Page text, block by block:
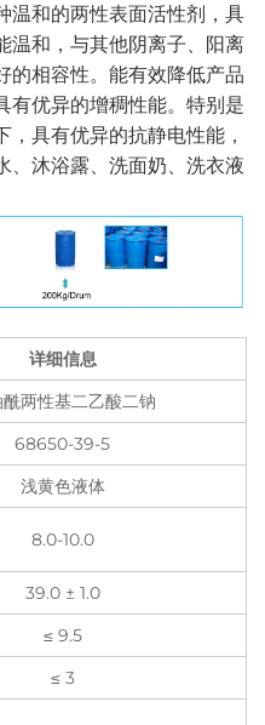
温和的两性表面活性剂，具
温和，与其他阴离子、阳离
的相容性。能有效降低产品
有优异的增稠性能。特别是
具有优异的抗静电性能，
、沐浴露、洗面奶、洗衣液
详细信息
两性基二乙酸二钠
68650-39-5
浅黄色液体
8.0-10.0
39.0 ± 1.0
≤ 9.5
≤ 3